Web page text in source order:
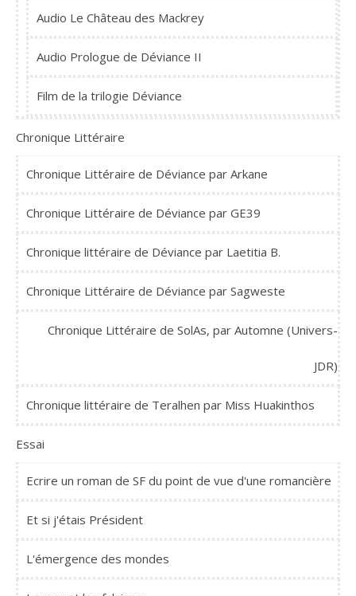
Audio Le Château des Mackrey
Audio Prologue de Déviance II
Film de la trilogie Déviance
Chronique Littéraire
Chronique Littéraire de Déviance par Arkane
Chronique Littéraire de Déviance par GE39
Chronique littéraire de Déviance par Laetitia B.
Chronique Littéraire de Déviance par Sagweste
Chronique Littéraire de SolAs, par Automne (Univers-
JDR)
Chronique littéraire de Teralhen par Miss Huakinthos
Essai
Ecrire un roman de SF du point de vue d'une romancière
Et si j'étais Président
L'émergence des mondes